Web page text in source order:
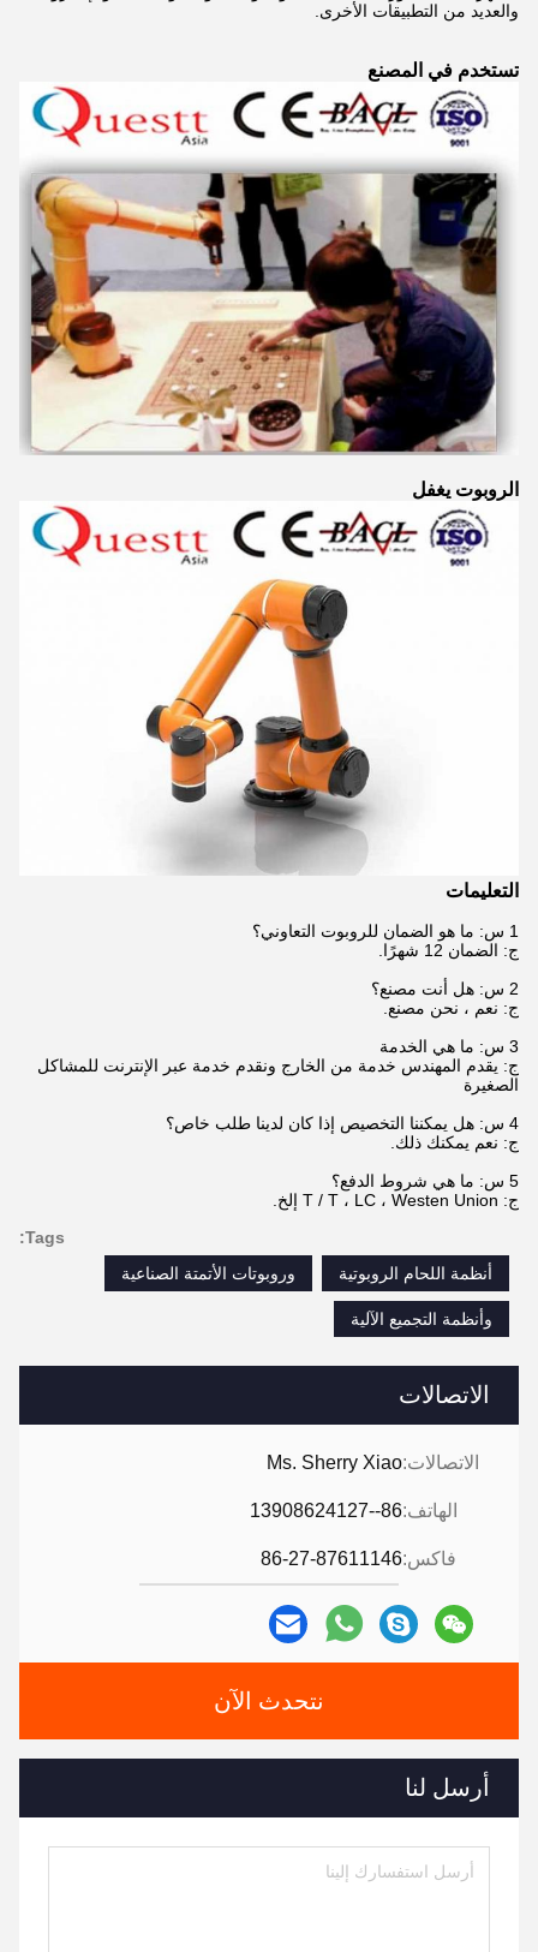
الاتصالات
الاتصالات:Ms. Sherry Xiao
الهاتف:86--13908624127
فاكس:86-27-87611146
نتحدث الآن
أرسل لنا
والعديد من التطبيقات الأخرى.
تستخدم في المصنع
الروبوت يغفل
التعليمات
1 س: ما هو الضمان للروبوت التعاوني؟
ج: الضمان 12 شهرًا.
2 س: هل أنت مصنع؟
ج: نعم ، نحن مصنع.
3 س: ما هي الخدمة
ج: يقدم المهندس خدمة من الخارج ونقدم خدمة عبر الإنترنت للمشاكل
الصغيرة
4 س: هل يمكننا التخصيص إذا كان لدينا طلب خاص؟
ج: نعم يمكنك ذلك.
5 س: ما هي شروط الدفع؟
ج: T / T ، LC ، Westen Union إلخ.
Tags:
أنظمة اللحام الروبوتية
وروبوتات الأتمتة الصناعية
وأنظمة التجميع الآلية